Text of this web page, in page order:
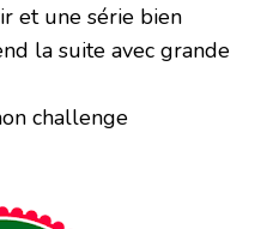
et une série bien
la suite avec grande
challenge